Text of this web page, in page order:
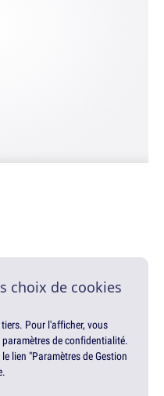
choix de cookies
Pour l'afficher, vous
de confidentialité.
lien "Paramètres de Gestion